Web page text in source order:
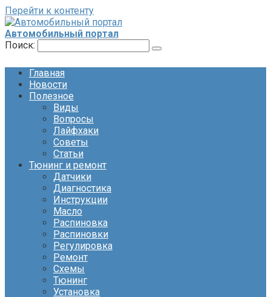
Перейти к контенту
Автомобильный портал
Поиск:
Главная
Новости
Полезное
Виды
Вопросы
Лайфхаки
Советы
Статьи
Тюнинг и ремонт
Датчики
Диагностика
Инструкции
Масло
Распиновка
Распиновки
Регулировка
Ремонт
Схемы
Тюнинг
Установка